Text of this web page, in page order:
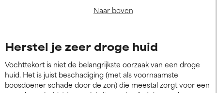
Naar boven
Herstel je zeer droge huid
Vochttekort is niet de belangrijkste oorzaak van een droge
huid. Het is juist beschadiging (met als voornaamste
boosdoener schade door de zon) die meestal zorgt voor een